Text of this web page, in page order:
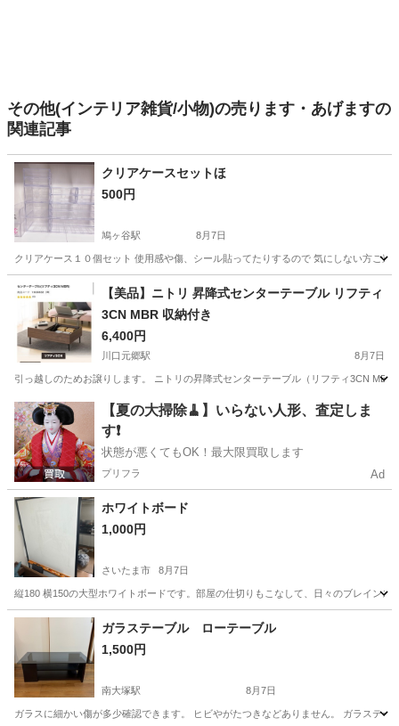
その他(インテリア雑貨/小物)の売ります・あげますの
関連記事
クリアケースセットほ
500円
鳩ヶ谷駅 8月7日
クリアケース１０個セット 使用感や傷、シール貼ってたりするので 気にしない方ご
埼玉 川口市 鳩ヶ谷駅 収納家具
【美品】ニトリ 昇降式センターテーブル リフティ
3CN MBR 収納付き
6,400円
川口元郷駅 8月7日
引っ越しのためお譲りします。 ニトリの昇降式センターテーブル（リフティ3CN
埼玉 川口市 川口元郷駅 テーブル リフティ
【夏の大掃除🧹】いらない人形、査定しま
す❗️
状態が悪くてもOK！最大限買取します
プリフラ Ad
ホワイトボード
1,000円
さいたま市 8月7日
縦180 横150の大型ホワイトボードです。部屋の仕切りもこなして、日々のブレイン
埼玉 さいたま市 オフィス用家具
ガラステーブル ローテーブル
1,500円
南大塚駅 8月7日
ガラスに細かい傷が多少確認できます。 ヒビやがたつきなどありません。 ガラステ